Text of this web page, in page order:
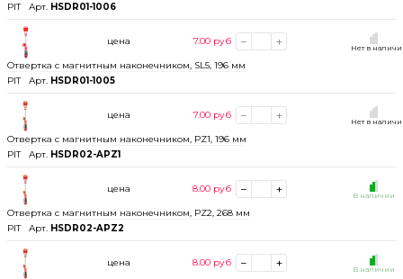
PIT
Арт. HSDR01-1006
Отвертка с магнитным наконечником, SL5, 196 мм
PIT
Арт. HSDR01-1005
Нет в
цена 7.00 руб
Отвертка с магнитным наконечником, РZ1, 196 мм
PIT
Арт. HSDR02-APZ1
Нет в
цена 7.00 руб
Отвертка с магнитным наконечником, РZ2, 268 мм
PIT
Арт. HSDR02-APZ2
В наличии
цена 8.00 руб
В наличии
цена 8.00 руб